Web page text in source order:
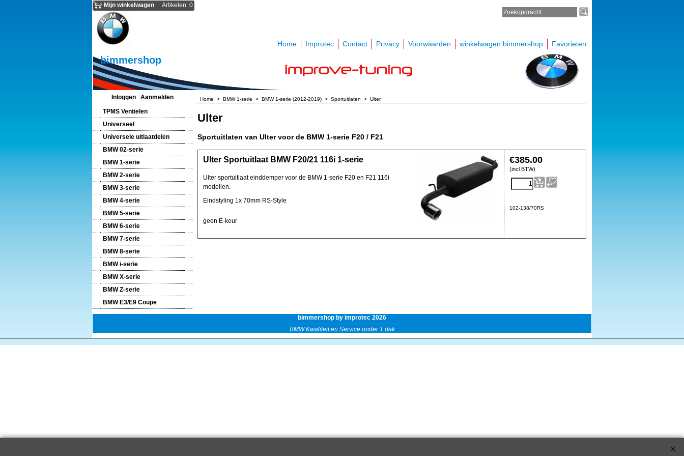
bimmershop
Mijn winkelwagen Artikelen: 0
Home Improtec Contact Privacy Voorwaarden winkelwagen bimmershop Favorieten
Inloggen
Aanmelden
TPMS Ventielen
Universeel
Universele uitlaatdelen
BMW 02-serie
BMW 1-serie
BMW 2-serie
BMW 3-serie
BMW 4-serie
BMW 5-serie
BMW 6-serie
BMW 7-serie
BMW 8-serie
BMW i-serie
BMW X-serie
BMW Z-serie
BMW E3/E9 Coupe
Home > BMW 1-serie > BMW 1-serie (2012-2019) > Sportuitlaten > Ulter
Ulter
Sportuitlaten van Ulter voor de BMW 1-serie F20 / F21
€385.00
(incl BTW)
102-138/70RS
Ulter Sportuitlaat BMW F20/21 116i 1-serie
Ulter sportuitlaat einddemper voor de BMW 1-serie F20 en F21 116i
modellen.
Eindstyling 1x 70mm RS-Style
geen E-keur
bimmershop by improtec 2026
BMW Kwaliteit en Service onder 1 dak